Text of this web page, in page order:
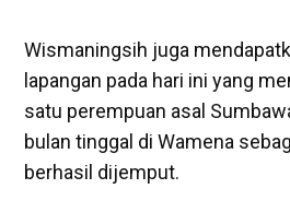
Wismaningsih juga
lapangan pada hari ini yang
satu perempuan asal
bulan tinggal di Wamena
berhasil dijemput.